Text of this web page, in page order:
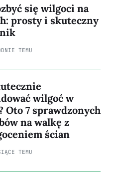
się wilgoci na
prosty i skuteczny
TEMU
wilgoć w
Oto 7 sprawdzonych
na walkę z
ścian
TEMU